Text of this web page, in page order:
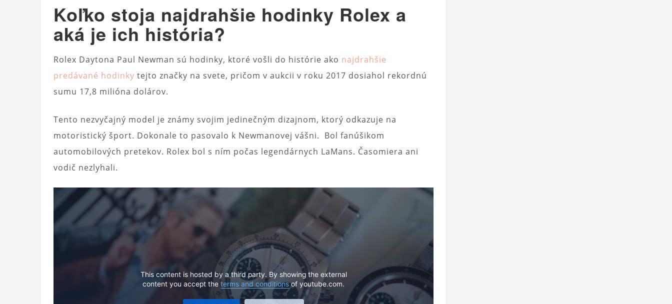
Koľko stoja najdrahšie hodinky Rolex a
aká je ich história?
Rolex Daytona Paul Newman sú hodinky, ktoré vošli do histórie ako najdrahšie
predávané hodinky tejto značky na svete, pričom v aukcii v roku 2017 dosiahol rekordnú
sumu 17,8 milióna dolárov.
Tento nezvyčajný model je známy svojim jedinečným dizajnom, ktorý odkazuje na
motoristický šport. Dokonale to pasovalo k Newmanovej vášni. Bol fanúšikom
automobilových pretekov. Rolex bol s ním počas legendárnych LaMans. Časomiera ani
vodič nezlyhali.
This content is hosted by a third party. By showing the external
content you accept theterms and conditionsof youtube.com.